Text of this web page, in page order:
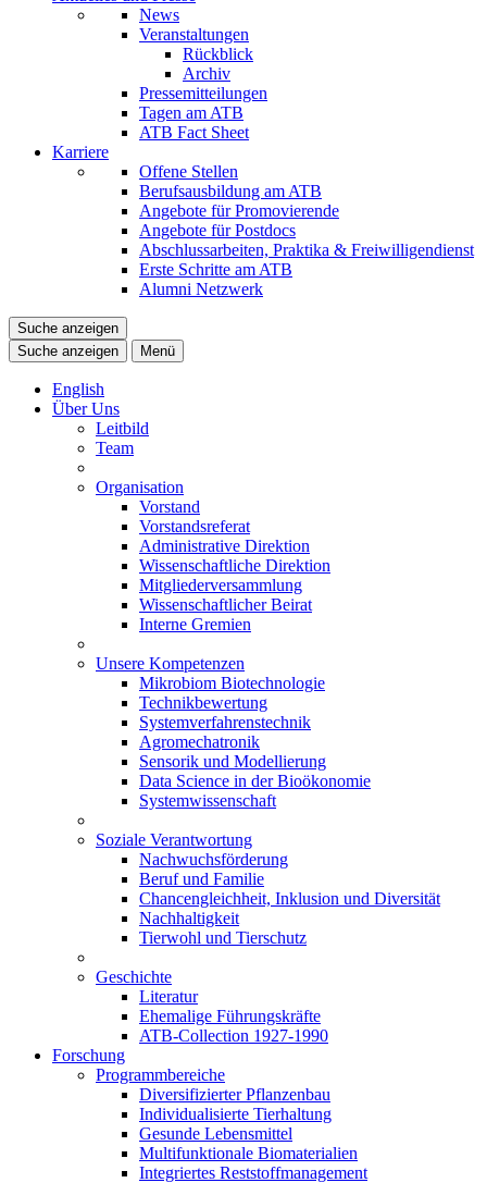
News
Veranstaltungen
Rückblick
Archiv
Pressemitteilungen
Tagen am ATB
ATB Fact Sheet
Karriere
Offene Stellen
Berufsausbildung am ATB
Angebote für Promovierende
Angebote für Postdocs
Abschlussarbeiten, Praktika & Freiwilligendienst
Erste Schritte am ATB
Alumni Netzwerk
Suche anzeigen
Suche anzeigen
Menü
English
Über Uns
Leitbild
Team
Organisation
Vorstand
Vorstandsreferat
Administrative Direktion
Wissenschaftliche Direktion
Mitgliederversammlung
Wissenschaftlicher Beirat
Interne Gremien
Unsere Kompetenzen
Mikrobiom Biotechnologie
Technikbewertung
Systemverfahrenstechnik
Agromechatronik
Sensorik und Modellierung
Data Science in der Bioökonomie
Systemwissenschaft
Soziale Verantwortung
Nachwuchsförderung
Beruf und Familie
Chancengleichheit, Inklusion und Diversität
Nachhaltigkeit
Tierwohl und Tierschutz
Geschichte
Literatur
Ehemalige Führungskräfte
ATB-Collection 1927-1990
Forschung
Programmbereiche
Diversifizierter Pflanzenbau
Individualisierte Tierhaltung
Gesunde Lebensmittel
Multifunktionale Biomaterialien
Integriertes Reststoffmanagement